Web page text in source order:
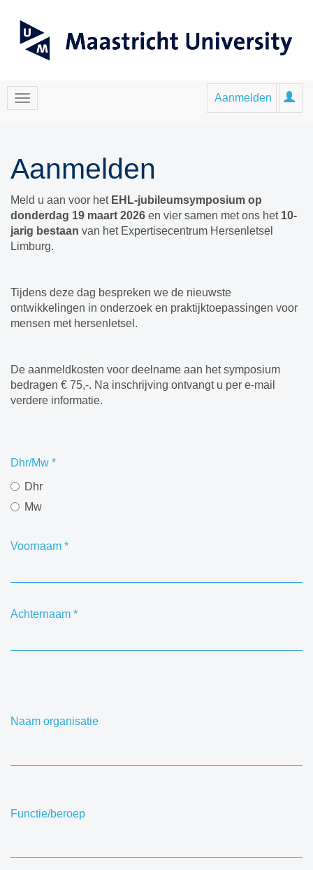
Aanmelden
Aanmelden
Meld u aan voor het EHL-jubileumsymposium op
donderdag 19 maart 2026 en vier samen met ons het 10-
jarig bestaan van het Expertisecentrum Hersenletsel
Limburg.
Tijdens deze dag bespreken we de nieuwste
ontwikkelingen in onderzoek en praktijktoepassingen voor
mensen met hersenletsel.
De aanmeldkosten voor deelname aan het symposium
bedragen € 75,-. Na inschrijving ontvangt u per e-mail
verdere informatie.
Dhr/Mw *
Dhr
Mw
Voornaam *
Achternaam *
Naam organisatie
Functie/beroep